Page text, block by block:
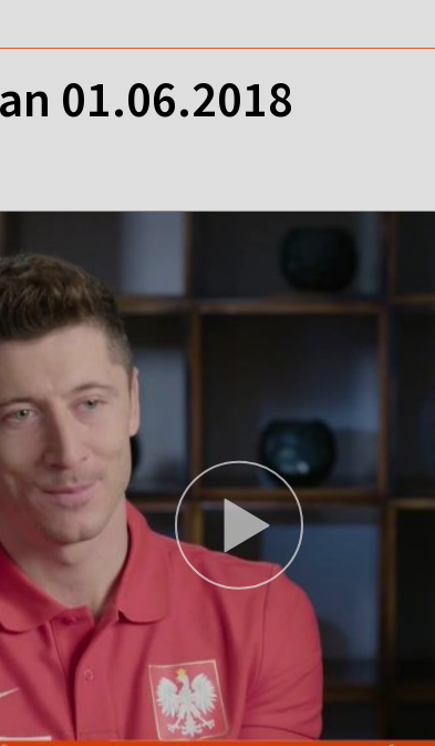
01.06.2018